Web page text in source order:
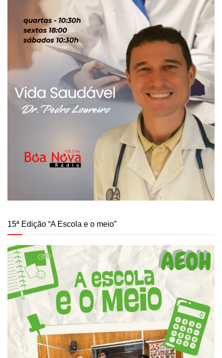
15ª Edição “A Escola e o meio”